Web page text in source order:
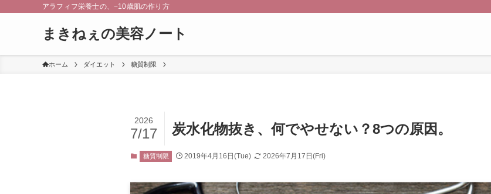
アラフィフ栄養士の、−10歳肌の作り方
まきねぇの美容ノート
ホーム ダイエット 糖質制限
炭水化物抜き、何でやせない？8つの原因。
2026
7/17
糖質制限 2019年4月16日(Tue) 2026年7月17日(Fri)